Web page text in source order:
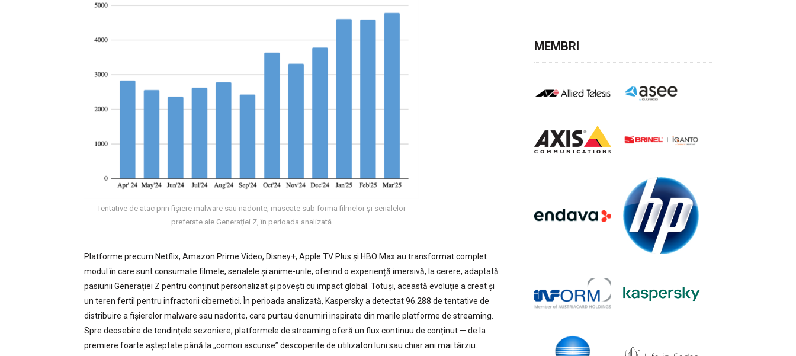
Tentative de atac prin fișiere malware sau nadorite, mascate sub forma filmelor și serialelor
preferate ale Generației Z, în perioada analizată
Platforme precum Netflix, Amazon Prime Video, Disney+, Apple TV Plus și HBO Max au transformat complet
modul în care sunt consumate filmele, serialele și anime-urile, oferind o experiență imersivă, la cerere, adaptată
pasiunii Generației Z pentru conținut personalizat și povești cu impact global. Totuși, această evoluție a creat și
un teren fertil pentru infractorii cibernetici. În perioada analizată, Kaspersky a detectat 96.288 de tentative de
distribuire a fișierelor malware sau nadorite, care purtau denumiri inspirate din marile platforme de streaming.
Spre deosebire de tendințele sezoniere, platformele de streaming oferă un flux continuu de conținut — de la
premiere foarte așteptate până la „comori ascunse” descoperite de utilizatori luni sau chiar ani mai târziu.
MEMBRI